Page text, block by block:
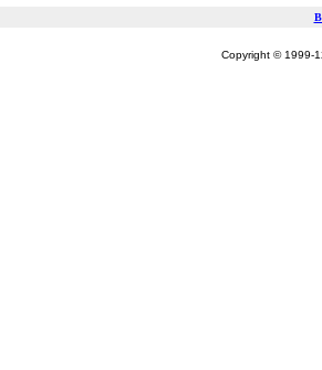
Copyright © 1999-